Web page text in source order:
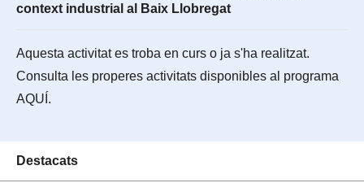
context industrial al Baix Llobregat
Aquesta activitat es troba en curs o ja s'ha realitzat.
Consulta les properes activitats disponibles al programa
AQUÍ .
Destacats